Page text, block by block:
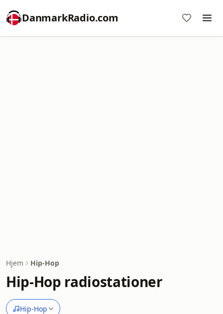
DanmarkRadio.com
Hjem Hip-Hop
Hip-Hop radiostationer
Hip-Hop